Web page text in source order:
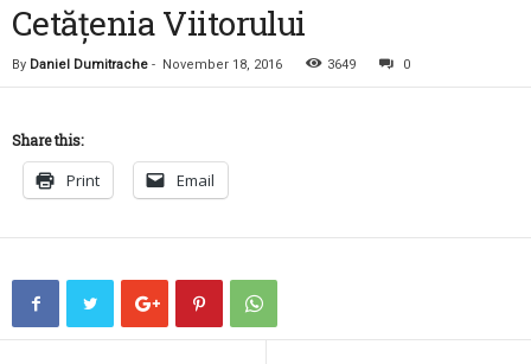
Cetățenia Viitorului
By Daniel Dumitrache - November 18, 2016 3649 0
Share this:
Print Email